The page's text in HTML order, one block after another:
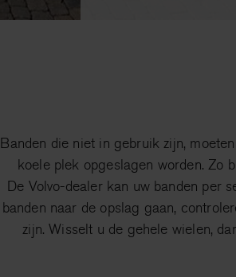
Banden die niet in gebruik zijn,
koele plek opgeslagen worden. Zo
De Volvo-dealer kan uw banden per
banden naar de opslag gaan,
zijn. Wisselt u de gehele wielen,